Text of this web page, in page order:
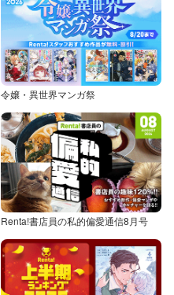
令嬢・異世界マンガ祭
Renta!書店員の私的偏愛通信8月号